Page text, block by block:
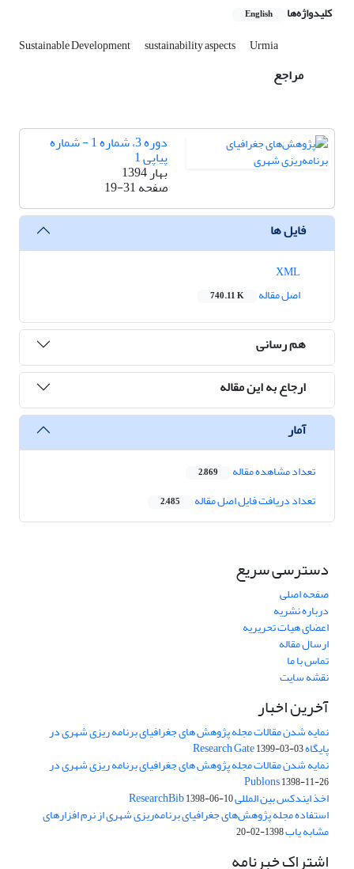
کلیدواژه‌ها English
Sustainable Development sustainability aspects Urmia
مراجع
دوره 3، شماره 1 - شماره
پیاپی 1
بهار 1394
صفحه19-31
فایل ها
اصل مقاله
740.11 K
هم رسانی
ارجاع به این مقاله
آمار
تعداد مشاهده مقاله 2,869
تعداد دریافت فایل اصل مقاله 2,485
دسترسی سریع
صفحه اصلی
درباره نشریه
اعضای هیات تحریریه
ارسال مقاله
تماس با ما
نقشه سایت
آخرین اخبار
نمایه شدن مقالات مجله پژوهش های جغرافیای برنامه ریزی شهری در
پایگاه Research Gate1399-03-03
نمایه شدن مقالات مجله پژوهش های جغرافیای برنامه ریزی شهری در
Publons1398-11-26
اخذ ایندکس بین المللی ResearchBib1398-06-10
استفاده مجله پژوهش‌های جغرافیای برنامه‌ریزی شهری از نرم افزارهای
مشابه یاب1398-02-20
اشتراک خبرنامه